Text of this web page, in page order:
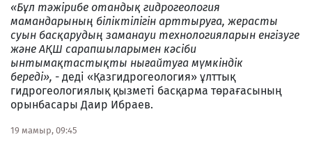
«Бұл тәжірибе отандық гидрогеология
мамандарының біліктілігін арттыруға, жерасты
суын басқарудың заманауи технологияларын енгізуге
және АҚШ сарапшыларымен кәсіби
ынтымақтастықты нығайтуға мүмкіндік
береді», - деді «Қазгидрогеология» ұлттық
гидрогеологиялық қызметі басқарма төрағасының
орынбасары Даир Ибраев.
19 мамыр, 09:45